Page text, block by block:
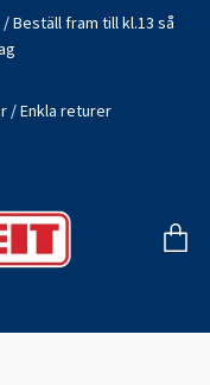
Beställ fram till kl.13 så
/ Enkla returer